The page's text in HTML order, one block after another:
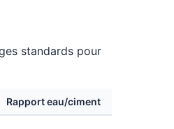
standards pour
Rapport eau/ciment